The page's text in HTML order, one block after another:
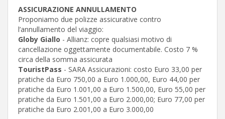
ASSICURAZIONE ANNULLAMENTO
Proponiamo due polizze assicurative contro
l’annullamento del viaggio:
Globy Giallo - Allianz: copre qualsiasi motivo di
cancellazione oggettamente documentabile. Costo 7 %
circa della somma assicurata
TouristPass - SARA Assicurazioni: costo Euro 33,00 per
pratiche da Euro 750,00 a Euro 1.000,00, Euro 44,00 per
pratiche da Euro 1.001,00 a Euro 1.500,00, Euro 55,00 per
pratiche da Euro 1.501,00 a Euro 2.000,00; Euro 77,00 per
pratiche da Euro 2.001,00 a Euro 3.000,00